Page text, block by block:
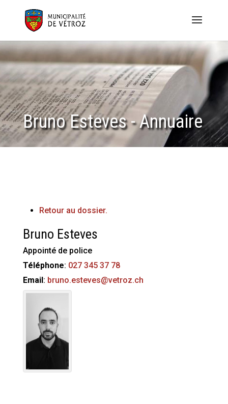
Bruno Esteves - Annuaire
Retour au dossier.
Bruno Esteves
Appointé de police
Téléphone: 027 345 37 78
Email: bruno.esteves@vetroz.ch